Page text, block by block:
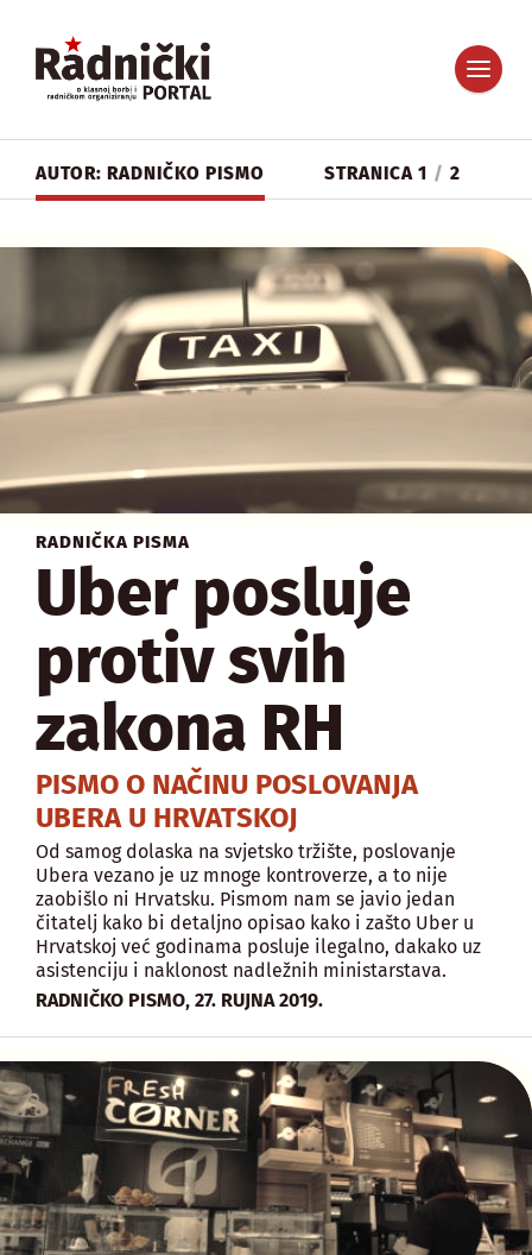
AUTOR: RADNIČKO PISMO STRANICA 1 / 2
RADNIČKA PISMA
Uber posluje
protiv svih
zakona RH
PISMO O NAČINU POSLOVANJA
UBERA U HRVATSKOJ
Od samog dolaska na svjetsko tržište, poslovanje
Ubera vezano je uz mnoge kontroverze, a to nije
zaobišlo ni Hrvatsku. Pismom nam se javio jedan
čitatelj kako bi detaljno opisao kako i zašto Uber u
Hrvatskoj već godinama posluje ilegalno, dakako uz
asistenciju i naklonost nadležnih ministarstava.
RADNIČKO PISMO, 27. RUJNA 2019.